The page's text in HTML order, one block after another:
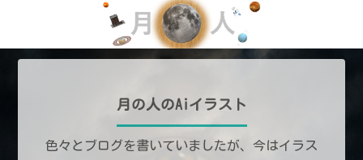
月の人のAiイラスト
色々とブログを書いていましたが、今はイラス